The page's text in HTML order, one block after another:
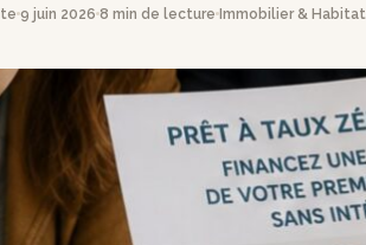
9 juin 2026 8 min de lecture Immobilier & Habitat